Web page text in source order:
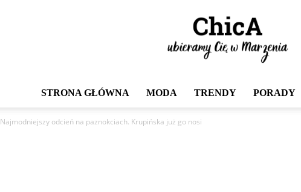
STRONA GŁÓWNA MODA TRENDY PORADY
Najmodniejszy odcień na paznokciach. Krupińska już go nosi